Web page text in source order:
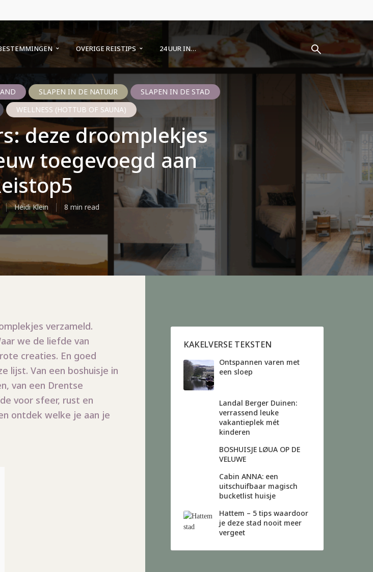
OVERIGE REISTIPS 24 UUR IN…
SLAPEN IN DE NATUUR
SLAPEN IN DE STAD
WELLNESS (HOTTUB OF SAUNA)
deze droomplekjes
toegevoegd aan
Heidi Klein 8 min read
verzameld.
we de liefde van
creaties. En goed
lijst. Van een boshuisje in
van een Drentse
voor sfeer, rust en
ontdek welke je aan je
KAKELVERSE TEKSTEN
Ontspannen varen met
een sloep
Landal Berger Duinen:
verrassend leuke
vakantieplek mét
kinderen
BOSHUISJE LØUA OP DE
VELUWE
Cabin ANNA: een
uitschuifbaar magisch
bucketlist huisje
Hattem – 5 tips waardoor
je deze stad nooit meer
vergeet